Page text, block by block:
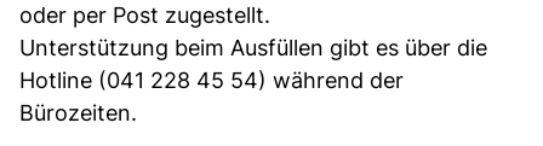
oder per Post zugestellt.
Unterstützung beim Ausfüllen gibt es über die
Hotline (041 228 45 54) während der
Bürozeiten.